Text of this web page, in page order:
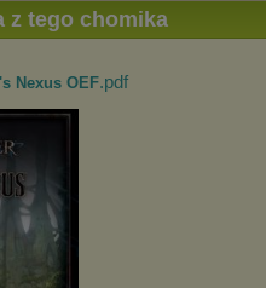
z tego chomika
Nexus OEF.pdf